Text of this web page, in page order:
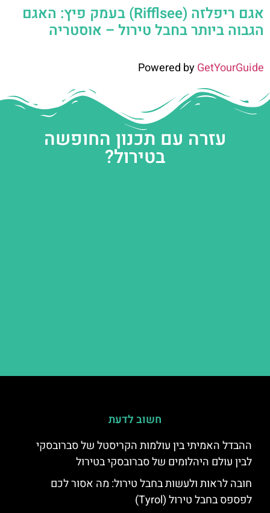
אגם ריפלזה (Rifflsee) בעמק פיץ: האגם
הגבוה ביותר בחבל טירול – אוסטריה
Powered byGetYourGuide
עזרה עם תכנון החופשה
בטירול?
חשוב לדעת
ההבדל האמיתי בין עולמות הקריסטל של סברובסקי
לבין עולם היהלומים של סברובסקי בטירול
חובה לראות ולעשות בחבל טירול: מה אסור לכם
לפספס בחבל טירול (Tyrol)